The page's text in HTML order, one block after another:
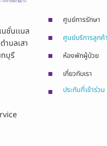
ชั่นเเนล
บลเสา
บุรี
ศูนย์การรักษา
ศูนย์บริการลูกค้
ห้องพักผู้ป่วย
เกี่ยวกับเรา
ประกันที่เข้าร่วม